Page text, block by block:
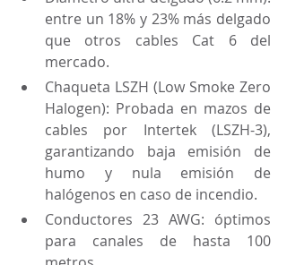
entre un 18% y 23% más delgado
que otros cables Cat 6 del
mercado.
Chaqueta LSZH (Low Smoke Zero
Halogen): Probada en mazos de
cables por Intertek (LSZH-3),
garantizando baja emisión de
humo y nula emisión de
halógenos en caso de incendio.
Conductores 23 AWG: óptimos
para canales de hasta 100